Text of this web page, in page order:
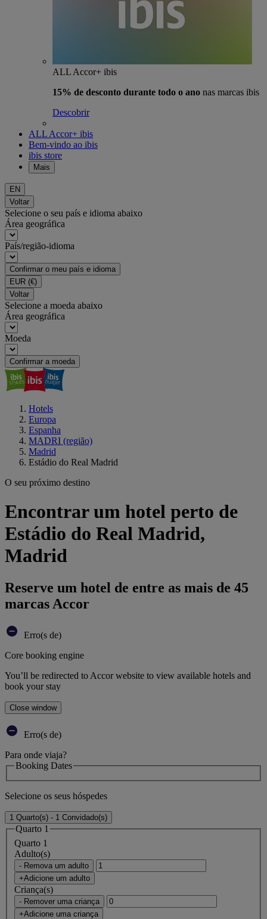
ALL Accor+ ibis
15% de desconto durante todo o ano nas marcas ibis
Descobrir
ALL Accor+ ibis
Bem-vindo ao ibis
ibis store
Mais
EN
Voltar
Selecione o seu país e idioma abaixo
Área geográfica
País/região-idioma
Confirmar o meu país e idioma
EUR (€)
Voltar
Selecione a moeda abaixo
Área geográfica
Moeda
Confirmar a moeda
Hotels
Europa
Espanha
MADRI (região)
Madrid
Estádio do Real Madrid
O seu próximo destino
Encontrar um hotel perto de
Estádio do Real Madrid,
Madrid
Reserve um hotel de entre as mais de 45
marcas Accor
Erro(s de)
Core booking engine
You’ll be redirected to Accor website to view available hotels and
book your stay
Close window
Erro(s de)
Para onde viaja?
Booking Dates
Selecione os seus hóspedes
1 Quarto(s) - 1 Convidado(s)
Quarto 1
Quarto 1
Adulto(s)
- Remova um adulto
+Adicione um adulto
Criança(s)
- Remover uma criança
+Adicione uma criança